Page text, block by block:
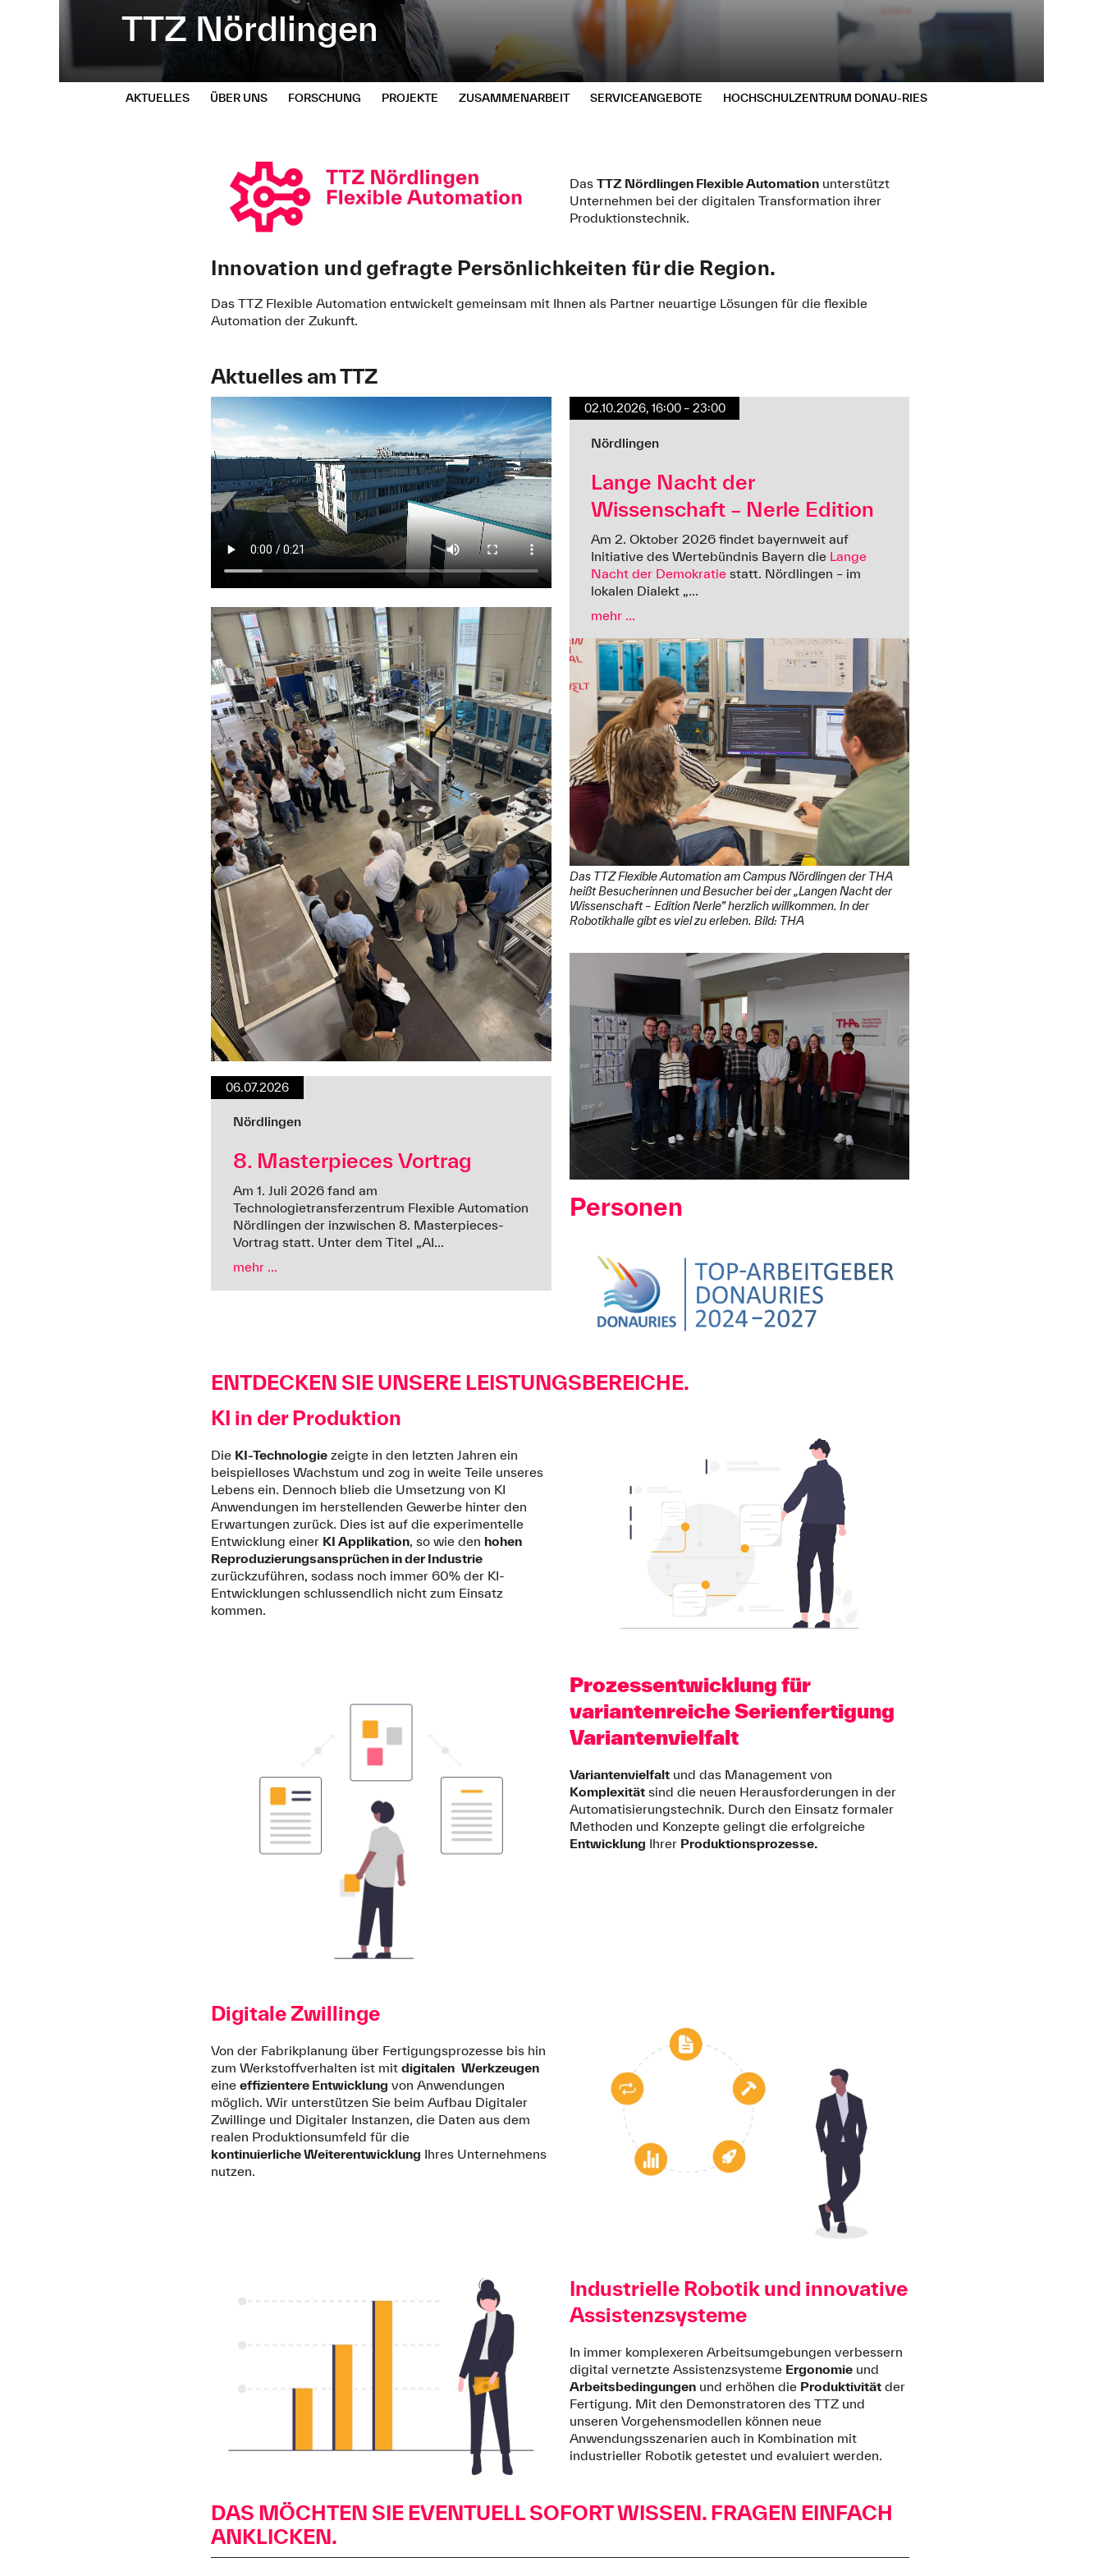
TTZ Nördlingen
AKTUELLES ÜBER UNS FORSCHUNG PROJEKTE ZUSAMMENARBEIT SERVICEANGEBOTE HOCHSCHULZENTRUM DONAU-RIES
Das TTZ Nördlingen Flexible Automationunterstützt
Unternehmen bei der digitalen Transformation ihrer
Produktionstechnik.
Innovation und gefragte Persönlichkeiten für die Region.
Das TTZ Flexible Automation entwickelt gemeinsam mit Ihnen als Partner neuartige Lösungen für die flexible
Automation der Zukunft.
Aktuelles am TTZ
06.07.2026
Nördlingen
8. Masterpieces Vortrag
Am 1. Juli 2026 fand am
Technologietransferzentrum Flexible Automation
Nördlingen der inzwischen 8. Masterpieces-
Vortrag statt. Unter dem Titel „AI...
mehr ...
02.10.2026, 16:00 – 23:00
Nördlingen
Lange Nacht der
Wissenschaft – Nerle Edition
Am 2. Oktober 2026 findet bayernweit auf
Initiative des Wertebündnis Bayern die Lange
Nacht der Demokratie statt. Nördlingen – im
lokalen Dialekt „...
mehr ...
Das TTZ Flexible Automation am Campus Nördlingen der THA
heißt Besucherinnen und Besucher bei der „Langen Nacht der
Wissenschaft – Edition Nerle” herzlich willkommen. In der
Robotikhalle gibt es viel zu erleben. Bild: THA
Personen
ENTDECKEN SIE UNSERE LEISTUNGSBEREICHE.
KI in der Produktion
Die KI-Technologie zeigte in den letzten Jahren ein
beispielloses Wachstum und zog in weite Teile unseres
Lebens ein. Dennoch blieb die Umsetzung von KI
Anwendungen im herstellenden Gewerbe hinter den
Erwartungen zurück. Dies ist auf die experimentelle
Entwicklung einer KI Applikation, so wie den hohen
Reproduzierungsansprüchen in der Industrie
zurückzuführen, sodass noch immer 60% der KI-
Entwicklungen schlussendlich nicht zum Einsatz
kommen.
Prozessentwicklung für
variantenreiche Serienfertigung
Variantenvielfalt
Variantenvielfaltund das Management von
Komplexitätsind die neuen Herausforderungen in der
Automatisierungstechnik. Durch den Einsatz formaler
Methoden und Konzepte gelingt die erfolgreiche
Entwicklung Ihrer Produktionsprozesse.
Digitale Zwillinge
Von der Fabrikplanung über Fertigungsprozesse bis hin
zum Werkstoffverhalten ist mitdigitalen Werkzeugen
eineeffizientere Entwicklung von Anwendungen
möglich. Wir unterstützen Sie beim Aufbau Digitaler
Zwillinge und Digitaler Instanzen, die Daten aus dem
realen Produktionsumfeld für die
kontinuierlicheWeiterentwicklung Ihres Unternehmens
nutzen.
Industrielle Robotik und innovative
Assistenzsysteme
In immer komplexeren Arbeitsumgebungen verbessern
digital vernetzte Assistenzsysteme Ergonomieund
Arbeitsbedingungenund erhöhen die Produktivitätder
Fertigung. Mit den Demonstratoren des TTZ und
unseren Vorgehensmodellen können neue
Anwendungsszenarien auch in Kombination mit
industrieller Robotik getestet und evaluiert werden.
DAS MÖCHTEN SIE EVENTUELL SOFORT WISSEN. FRAGEN EINFACH
ANKLICKEN.